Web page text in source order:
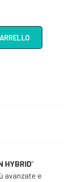
HYBRID”
avanzate e